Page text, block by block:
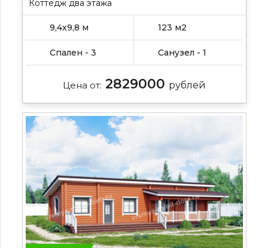
Коттедж два этажа
9,4х9,8 м 123 м2
Спален - 3 Санузел - 1
Цена от: 2829000 рублей